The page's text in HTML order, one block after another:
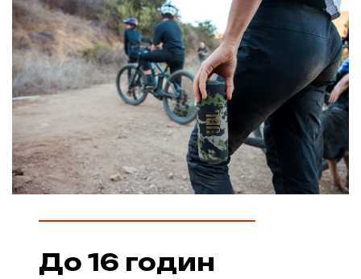
До 16 годин